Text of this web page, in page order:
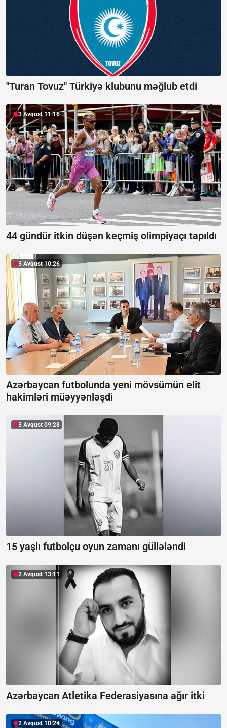
"Turan Tovuz" Türkiyə klubunu məğlub etdi
3 Avqust 11:16
44 gündür itkin düşən keçmiş olimpiyaçı tapıldı
3 Avqust 10:26
Azərbaycan futbolunda yeni mövsümün elit
hakimləri müəyyənləşdi
3 Avqust 09:28
15 yaşlı futbolçu oyun zamanı güllələndi
2 Avqust 13:11
Azərbaycan Atletika Federasiyasına ağır itki
2 Avqust 10:24